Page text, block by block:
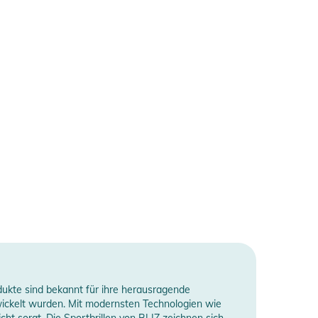
sind bekannt für ihre herausragende
wurden. Mit modernsten Technologien wie